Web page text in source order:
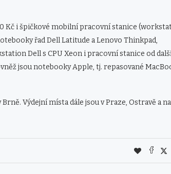
Kč i špičkové mobilní pracovní stanice
řad Dell Latitude a Lenovo Thinkpad,
Dell s CPU Xeon i pracovní stanice od
jsou notebooky Apple, tj. repasované
Výdejní místa dále jsou v Praze, Ostravě a na